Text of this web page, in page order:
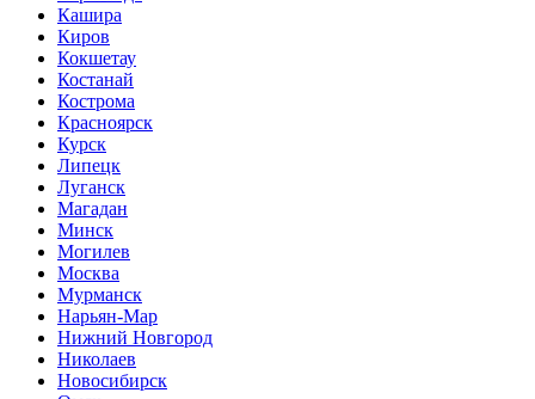
Кашира
Киров
Кокшетау
Костанай
Кострома
Красноярск
Курск
Липецк
Луганск
Магадан
Минск
Могилев
Москва
Мурманск
Нарьян-Мар
Нижний Новгород
Николаев
Новосибирск